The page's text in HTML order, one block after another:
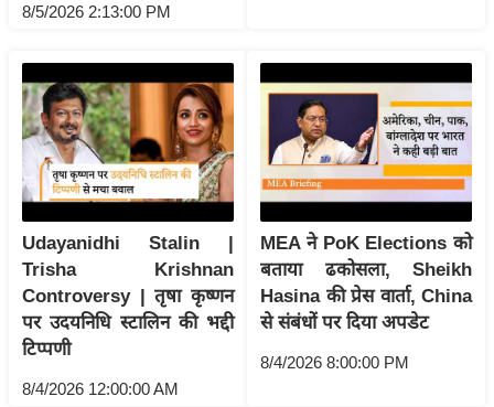
ले
श
न
शि
रा
ज
नी
ति
वि
श्ले
ष
8/5/2026 2:13:00 PM
Udayanidhi Stalin |
Trisha Krishnan
Controversy | तृषा कृष्णन
पर उदयनिधि स्टालिन की भद्दी
टिप्पणी
8/4/2026 12:00:00 AM
MEA ने PoK Elections को
बताया ढकोसला, Sheikh
Hasina की प्रेस वार्ता, China
से संबंधों पर दिया अपडेट
8/4/2026 8:00:00 PM